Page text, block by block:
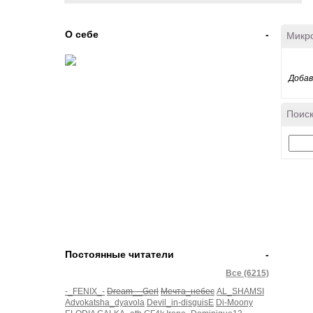
-
О себе
-
Постоянные читатели
Все (6215)
-_FENIX_- Dream__Gerl Мечта_небес AL_SHAMSI
Advokatsha_dyavola Devil_in-disguisE Di-Moony